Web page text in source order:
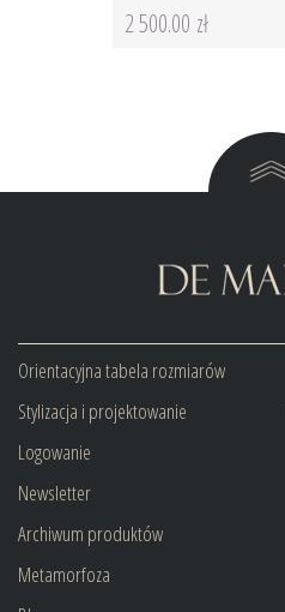
2 500.00 zł
Orientacyjna tabela rozmiarów
Stylizacja i projektowanie
Logowanie
Newsletter
Archiwum produktów
Metamorfoza